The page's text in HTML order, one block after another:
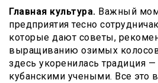
Главная культура. Важный
предприятия тесно
которые дают советы,
выращиванию озимых
здесь укоренилась традиция
кубанскими учеными. Все это